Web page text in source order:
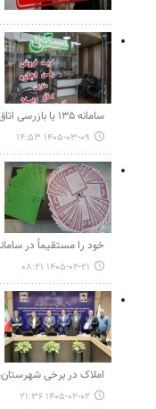
سامانه ۱۳۵ یا بازرسی اتاق اصناف گزارش دهند تا در اسرع وقت رسیدگی شود.
۱۴۰۵-۰۳-۰۹ ۱۴:۵۳
خود را مستقیماً در
۱۴۰۵-۰۲-۲۱ ۰۸:۲۱
املاک در برخی
۱۴۰۵-۰۲-۰۲ ۲۱:۳۶